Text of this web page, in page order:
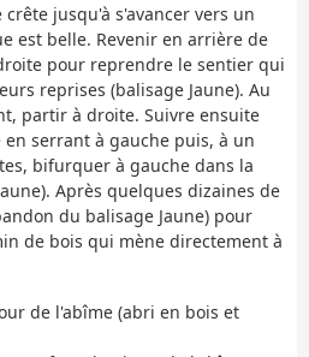
jusqu'à s'avancer vers un
est belle. Revenir en arrière de
pour reprendre le sentier qui
reprises (balisage Jaune). Au
partir à droite. Suivre ensuite
en serrant à gauche puis, à un
bifurquer à gauche dans la
Après quelques dizaines de
du balisage Jaune) pour
de bois qui mène directement à
de l'abîme (abri en bois et